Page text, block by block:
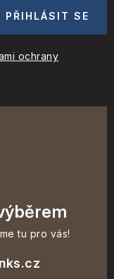
ochrany
PŘIHLÁSIT SE
tu pro vás!